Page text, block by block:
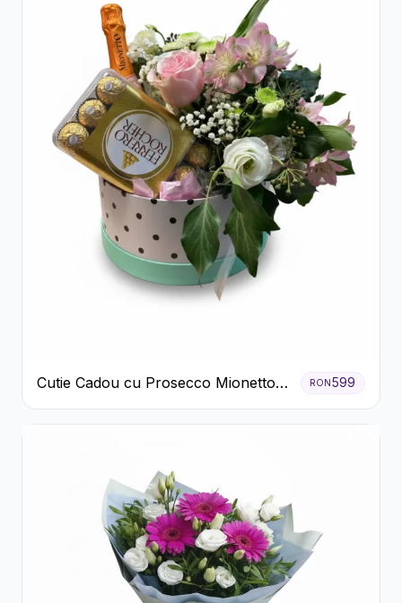
Cutie Cadou cu Prosecco Mionetto
Ferrero Rocher și Flori Pastelate
RON599